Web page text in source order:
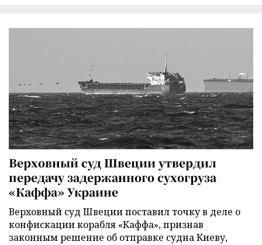
Верховный суд Швеции утвердил
передачу задержанного сухогруза
«Каффа» Украине
Верховный суд Швеции поставил точку в деле о
конфискации корабля «Каффа», признав
законным решение об отправке судна Киеву,